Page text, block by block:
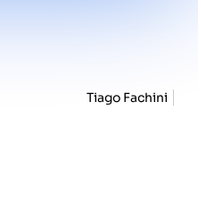
Tiago Fachini